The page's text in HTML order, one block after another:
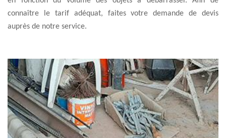
connaître le tarif adéquat, faites votre demande de devis
auprès de notre service.